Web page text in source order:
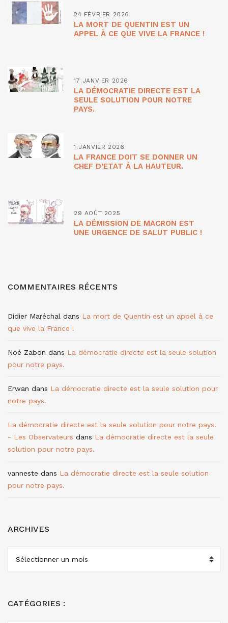
24 FÉVRIER 2026
LA MORT DE QUENTIN EST UN
APPEL À CE QUE VIVE LA FRANCE !
17 JANVIER 2026
LA DÉMOCRATIE DIRECTE EST LA
SEULE SOLUTION POUR NOTRE
PAYS.
1 JANVIER 2026
LA FRANCE DOIT SE DONNER UN
CHEF D’ETAT À LA HAUTEUR.
29 AOÛT 2025
LA DÉMISSION DE MACRON EST
UNE URGENCE DE SALUT PUBLIC !
COMMENTAIRES RÉCENTS
Didier Maréchal dans La mort de Quentin est un appel à ce
que vive la France !
Noé Zabon dans La démocratie directe est la seule solution
pour notre pays.
Erwan dans La démocratie directe est la seule solution pour
notre pays.
La démocratie directe est la seule solution pour notre pays.
- Les Observateurs dans La démocratie directe est la seule
solution pour notre pays.
vanneste dans La démocratie directe est la seule solution
pour notre pays.
ARCHIVES
CATÉGORIES :